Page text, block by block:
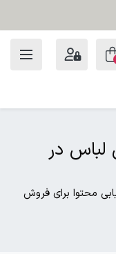
لباس در
محتوا برای فروش